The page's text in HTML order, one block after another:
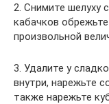
2. Снимите шелуху
кабачков
произвольной
3. Удалите у
внутри, нарежьте
также нарежьте